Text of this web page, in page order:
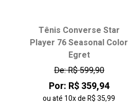
Tênis Converse Star
Player 76 Seasonal Color
Egret
De: R$ 599,90
Por: R$ 359,94
ou até 10xdeR$ 35,99